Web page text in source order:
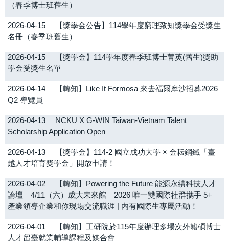
（春季博士班舊生）
2026-04-15
【獎學金公告】114學年度窮理致知獎學金受獎生
名冊（春季班舊生）
2026-04-15
【獎學金】114學年度春季班博士菁英(舊生)獎助
學金受獎生名單
2026-04-14
【轉知】Like It Formosa 來去福爾摩沙招募2026
Q2 導覽員
2026-04-13
NCKU X G-WIN Taiwan-Vietnam Talent
Scholarship Application Open
2026-04-13
【獎學金】114-2 國立成功大學 × 金耘鋼鐵「臺
越人才培育獎學金」開放申請！
2026-04-02
【轉知】Powering the Future 能源永續科技人才
論壇｜4/11（六）成大未來館｜2026 唯一雙國際社群攜手 5+
產業領導企業和你現場交流職涯 | 内有國際生專屬活動！
2026-04-01
【轉知】工研院於115年度辦理多場次外籍碩博士
人才留臺就業輔導課程及媒合會